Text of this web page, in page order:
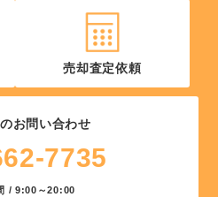
お問い合わせ
7735
/ 9:00～20:00
売却査定依頼